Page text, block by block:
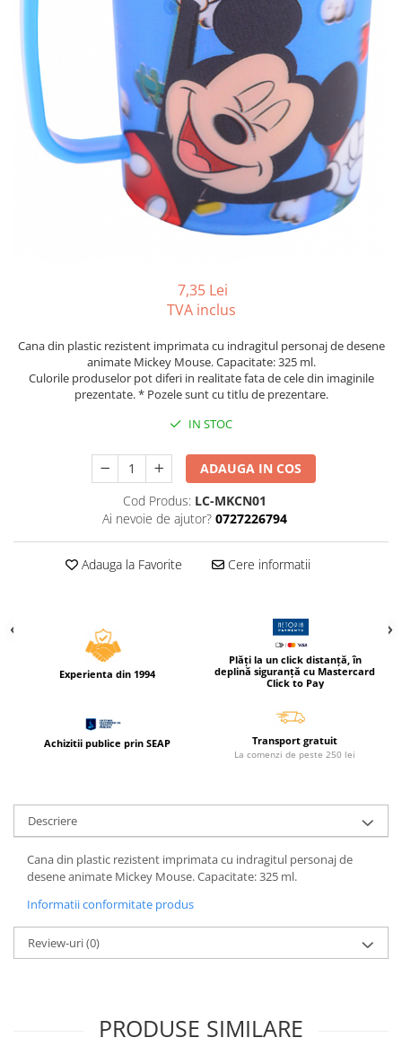
Tipizate autocopiative
Tipizate offset
Tipizate offset personalizate
Registre
Rezerva cub notes
Indigo si hartie carbon
Caiete pentru birou
Carioci
Ascutitori
Creioane
Creioane cerate
Creioane colorate
Creioane mecanice si rezerve
Cerneala si rezerva pentru stilou
sabloane, truse geometrie
Truse geometrie
Markere evidentiatoare text
Markere permanente
Markere speciale pentru desen
Ghiozdane si genti scolare
Genti laptop
Carti si jocuri pentru copii
Coperti scolare
Diverse articole pentru scoala
Pachete scolare
Markere speciale pentru desen
Markere textile
Pixuri si rezerve
Stilouri
Instrumente pentru proiectare
Foarfeci
Lipici
Perforatoare
Pioneze
Suporti documente/accesorii de
birou/instrumente de scris
Diverse articole organizare
7,35 Lei
TVA inclus
Cana din plastic rezistent imprimata cu indragitul personaj de desene
animate Mickey Mouse. Capacitate: 325 ml.
Culorile produselor pot diferi in realitate fata de cele din imaginile
prezentate. * Pozele sunt cu titlu de prezentare.
IN STOC
ADAUGA IN COS
Cod Produs: LC-MKCN01
Ai nevoie de ajutor? 0727226794
Adauga la Favorite Cere informatii
Experienta din 1994
Plăți la un click distanță, în
deplină siguranță cu Mastercard
Click to Pay
Achizitii publice prin SEAP Transport gratuit
La comenzi de peste 250 lei
Descriere
Cana din plastic rezistent imprimata cu indragitul personaj de
desene animate Mickey Mouse. Capacitate: 325 ml.
Informatii conformitate produs
Review-uri(0)
PRODUSE SIMILARE